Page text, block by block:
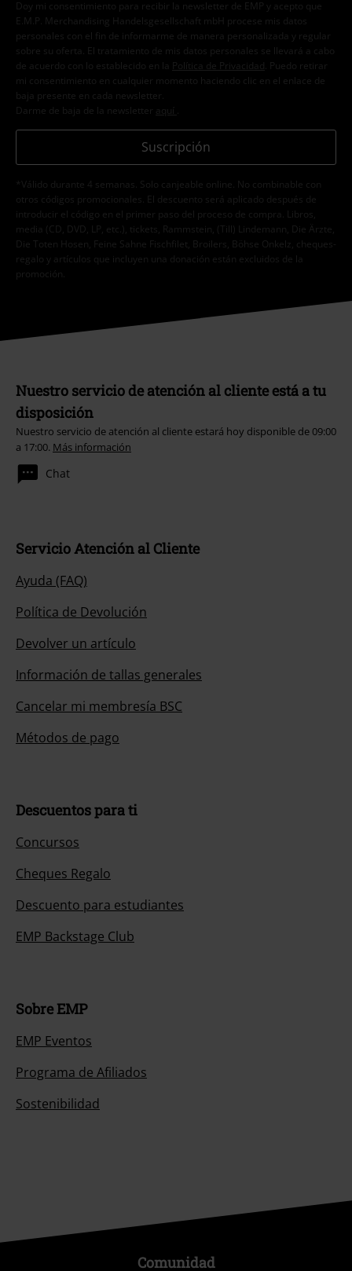
Doy mi consentimiento para recibir la newsletter de EMP y acepto que
E.M.P. Merchandising Handelsgesellschaft mbH procese mis datos
personales con el fin de informarme de manera personalizada y regular
sobre su oferta. El tratamiento de mis datos personales se llevará a cabo
de acuerdo con lo establecido en la
Política de Privacidad . Puedo retirar
mi consentimiento en cualquier momento haciendo clic en el enlace de
baja presente en cada newsletter.
Darme de baja de la newsletter
aquí
Suscripción
*Válido durante 4 semanas. Solo canjeable online. No combinable con
otros códigos promocionales. El descuento será aplicado después de
introducir el código en el primer paso del proceso de compra. Libros,
media (CD, DVD, LP, etc.), tickets, Rammstein, (Till) Lindemann, Die Ärzte,
Die Toten Hosen, Feine Sahne Fischfilet, Broilers, Böhse Onkelz, cheques-
regalo y artículos que incluyen una donación están excluidos de la
promoción.
Nuestro servicio de atención al cliente está a tu
disposición
Nuestro servicio de atención al cliente estará hoy disponible de 09:00
a 17:00. Más información
Chat
Servicio Atención al Cliente
Ayuda (FAQ)
Política de Devolución
Devolver un artículo
Información de tallas generales
Cancelar mi membresía BSC
Métodos de pago
Descuentos para ti
Concursos
Cheques Regalo
Descuento para estudiantes
EMP Backstage Club
Sobre EMP
EMP Eventos
Programa de Afiliados
Sostenibilidad
Comunidad